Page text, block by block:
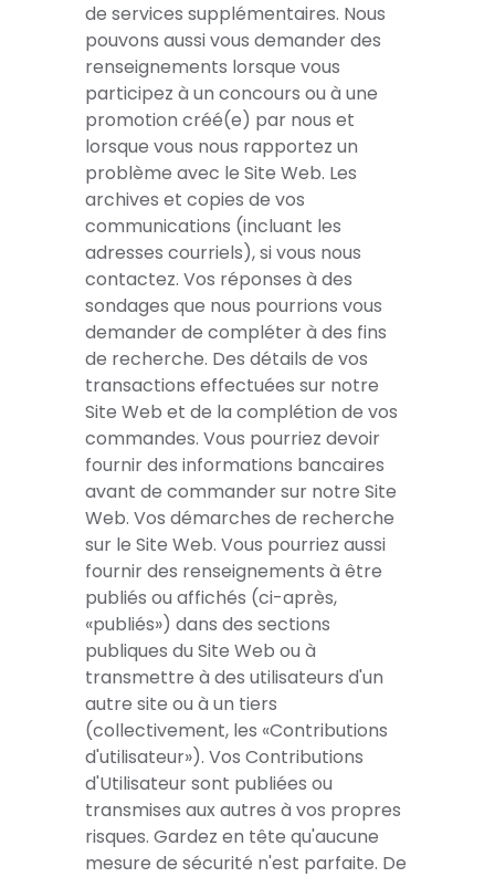
de services supplémentaires. Nous
pouvons aussi vous demander des
renseignements lorsque vous
participez à un concours ou à une
promotion créé(e) par nous et
lorsque vous nous rapportez un
problème avec le Site Web. Les
archives et copies de vos
communications (incluant les
adresses courriels), si vous nous
contactez. Vos réponses à des
sondages que nous pourrions vous
demander de compléter à des fins
de recherche. Des détails de vos
transactions effectuées sur notre
Site Web et de la complétion de vos
commandes. Vous pourriez devoir
fournir des informations bancaires
avant de commander sur notre Site
Web. Vos démarches de recherche
sur le Site Web. Vous pourriez aussi
fournir des renseignements à être
publiés ou affichés (ci-après,
«publiés») dans des sections
publiques du Site Web ou à
transmettre à des utilisateurs d'un
autre site ou à un tiers
(collectivement, les «Contributions
d'utilisateur»). Vos Contributions
d'Utilisateur sont publiées ou
transmises aux autres à vos propres
risques. Gardez en tête qu'aucune
mesure de sécurité n'est parfaite. De